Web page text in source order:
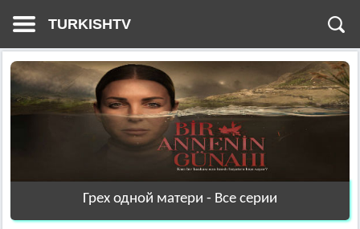
TURKISHTV
Грех одной матери - Все серии